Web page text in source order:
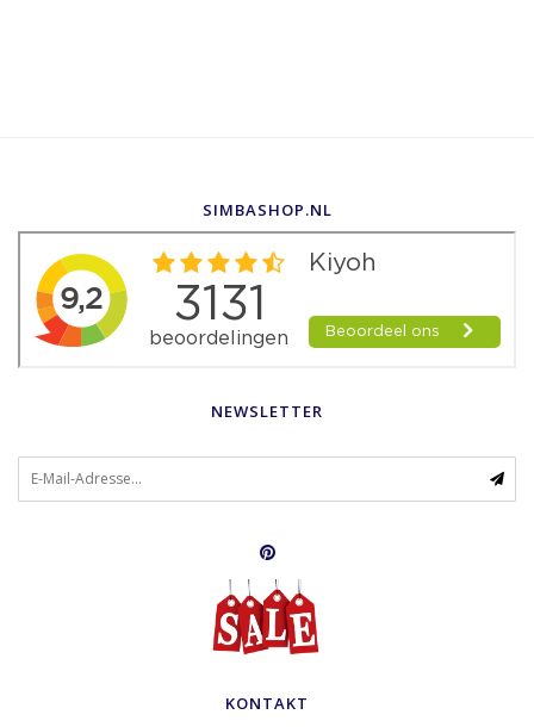
SIMBASHOP.NL
NEWSLETTER
KONTAKT